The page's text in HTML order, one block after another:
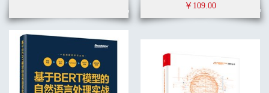
第11 章 SAS 编程基础 375
11.1 SAS 基础 375
11.2 使用SAS 分析数据 387
11.3 SAS 处理数据集原理 413
第12 章 SAS 编程进阶 423
￥109.00